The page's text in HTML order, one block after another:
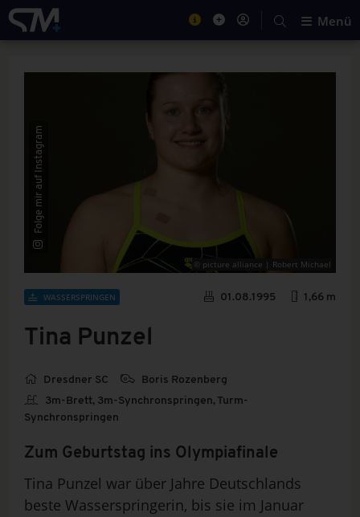
Menü
© picture alliance | Robert Michael
Folge mir auf Instagram
WASSERSPRINGEN 01.08.1995 1,66 m
Tina Punzel
Dresdner SC
Boris Rozenberg
3m-Brett, 3m-Synchronspringen, Turm-
Synchronspringen
Zum Geburtstag ins Olympiafinale
Tina Punzel war über Jahre Deutschlands
beste Wasserspringerin, bis sie im Januar